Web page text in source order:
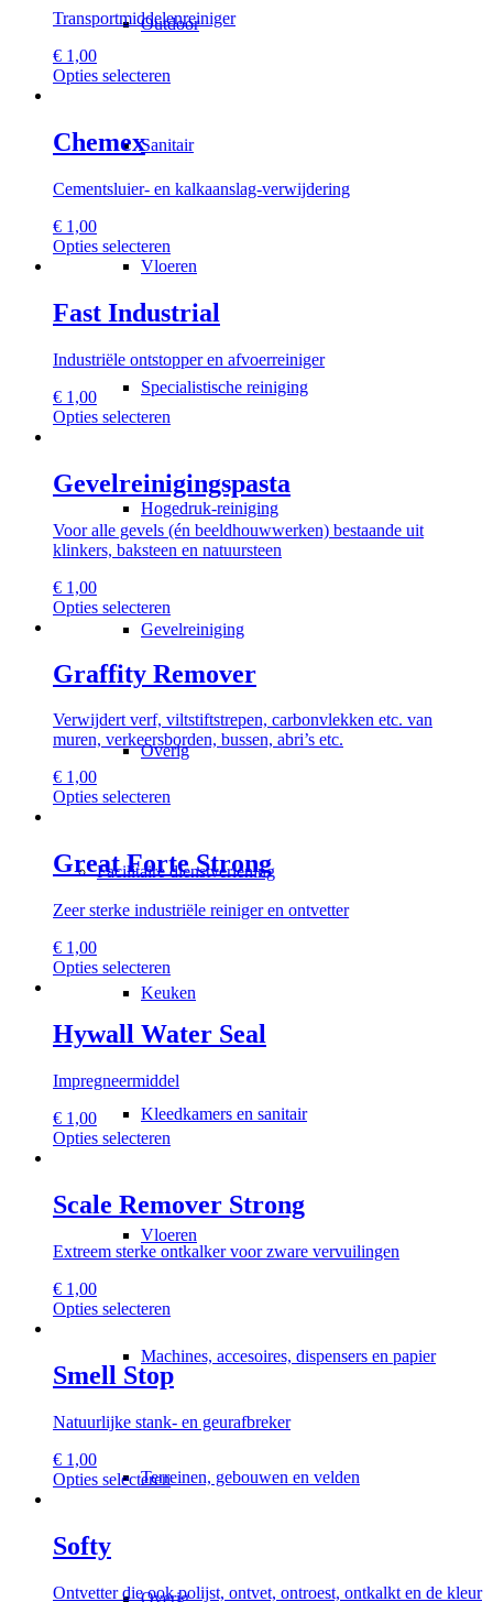
Outdoor
Sanitair
Vloeren
Specialistische reiniging
Hogedruk-reiniging
Gevelreiniging
Overig
Facilitaire dienstverlening
Keuken
Kleedkamers en sanitair
Vloeren
Machines, accesoires, dispensers en papier
Terreinen, gebouwen en velden
Overig
optie
worden
productpagina
Transportmiddelenreiniger
€ 1,00
Opties selecteren
variaties.
optie
worden
op
productpagina
Chemex
Cementsluier- en kalkaanslag-verwijdering
€ 1,00
Opties selecteren
product
meerdere
variaties.
optie
kan
worden
productpagina
Fast Industrial
Industriële ontstopper en afvoerreiniger
€ 1,00
Opties selecteren
meerdere
variaties.
Deze
optie
kan
op
de
Gevelreinigingspasta
Voor alle gevels (én beeldhouwwerken) bestaande uit
klinkers, baksteen en natuursteen
€ 1,00
Opties selecteren
product
variaties.
optie
kan
gekozen
op
Graffity Remover
Verwijdert verf, viltstiftstrepen, carbonvlekken etc. van
muren, verkeersborden, bussen, abri’s etc.
€ 1,00
Opties selecteren
meerdere
variaties.
optie
worden
op
productpagina
Great Forte Strong
Zeer sterke industriële reiniger en ontvetter
€ 1,00
Opties selecteren
product
heeft
meerdere
variaties.
optie
kan
gekozen
worden
productpagina
Hywall Water Seal
Impregneermiddel
€ 1,00
Opties selecteren
meerdere
variaties.
Deze
optie
worden
de
productpagina
Scale Remover Strong
Extreem sterke ontkalker voor zware vervuilingen
€ 1,00
Opties selecteren
heeft
meerdere
variaties.
optie
worden
Smell Stop
Natuurlijke stank- en geurafbreker
€ 1,00
Opties selecterenDit
optie
Softy
Ontvetter die ook polijst, ontvet, ontroest, ontkalkt en de kleur